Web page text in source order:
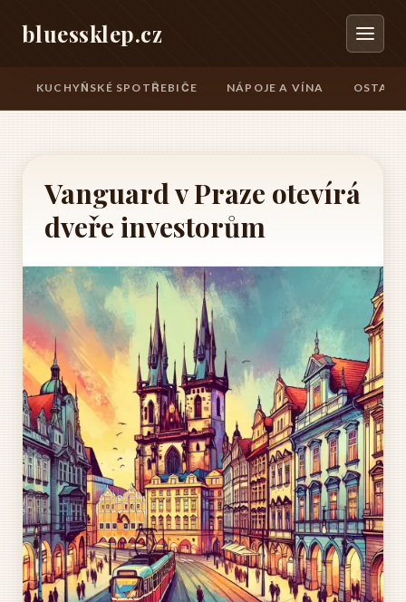
bluessklep.cz
KUCHYŇSKÉ SPOTŘEBIČE NÁPOJE A VÍNA
Vanguard v Praze otevírá
dveře investorům